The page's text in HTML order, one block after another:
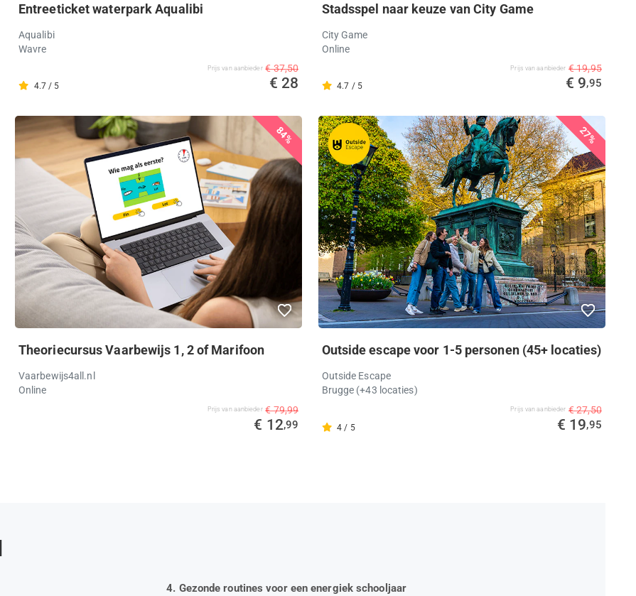
Entreeticket waterpark Aqualibi
Aqualibi
Wavre
4.7 / 5
Prijs van aanbieder € 37,50
€ 28
Stadsspel naar keuze van City Game
City Game
Online
4.7 / 5
Prijs van aanbieder € 19,95
€ 9,95
84%
Theoriecursus Vaarbewijs 1, 2 of Marifoon
Vaarbewijs4all.nl
Online
Prijs van aanbieder € 79,99
€ 12,99
27%
Outside escape voor 1-5 personen (45+ locaties)
Outside Escape
Brugge (+43 locaties)
4 / 5
Prijs van aanbieder € 27,50
€ 19,95
4. Gezonde routines voor een energiek schooljaar